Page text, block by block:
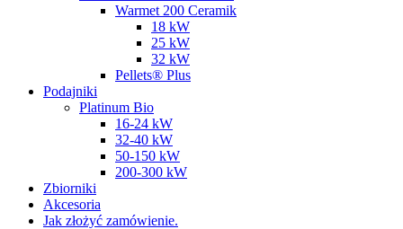
Warmet 200 Ceramik
18 kW
25 kW
32 kW
Pellets® Plus
Podajniki
Platinum Bio
16-24 kW
32-40 kW
50-150 kW
200-300 kW
Zbiorniki
Akcesoria
Jak złożyć zamówienie.